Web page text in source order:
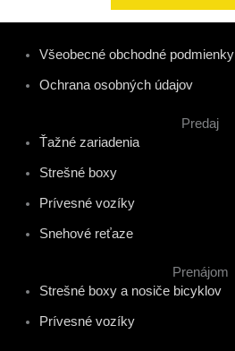
Všeobecné obchodné podmienky
Ochrana osobných údajov
Predaj
Ťažné zariadenia
Strešné boxy
Prívesné vozíky
Snehové reťaze
Prenájom
Strešné boxy a nosiče bicyklov
Prívesné vozíky